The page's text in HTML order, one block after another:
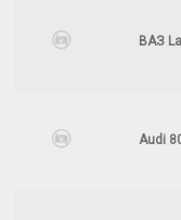
ВАЗ
Audi